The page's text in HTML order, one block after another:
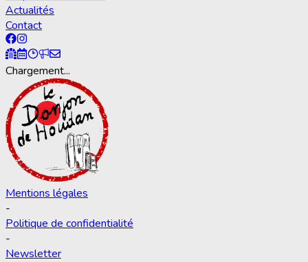
Actualités
Contact
Chargement...
Mentions légales
-
Politique de confidentialité
-
Newsletter